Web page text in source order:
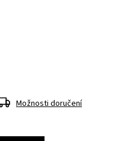
Možnosti doručení